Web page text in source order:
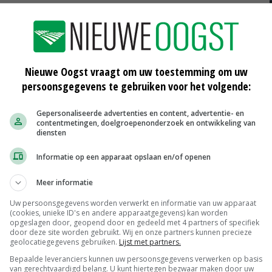
heen. Ik ga er nu van uit dat de
voor de problematiek. Hun afzetmarkt is door dit
is gevonden, blijft de vergunningaanvraag
leven druk ben met vergunningen
bedrijf met driehonderd zeugen door, zonder
en extra welzijn.'
ervoer het besluit als een donderslag bij helder
helemaal niet. De buurt heeft respect voor ons
op nationaal niveau de
oog op de burgerprotesten en de sanering van de
Nieuwe Oogst vraagt om uw toestemming om uw
persoonsgegevens te gebruiken voor het volgende:
Gepersonaliseerde advertenties en content, advertentie- en
contentmetingen, doelgroepenonderzoek en ontwikkeling van
diensten
Informatie op een apparaat opslaan en/of openen
Meer informatie
Uw persoonsgegevens worden verwerkt en informatie van uw apparaat
(cookies, unieke ID's en andere apparaatgegevens) kan worden
opgeslagen door, geopend door en gedeeld met 4 partners of specifiek
door deze site worden gebruikt. Wij en onze partners kunnen precieze
geolocatiegegevens gebruiken. Lijst met partners.
Bepaalde leveranciers kunnen uw persoonsgegevens verwerken op basis
van gerechtvaardigd belang. U kunt hiertegen bezwaar maken door uw